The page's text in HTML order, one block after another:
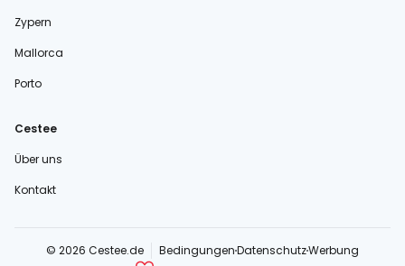
Zypern
Mallorca
Porto
Cestee
Über uns
Kontakt
© 2026 Cestee.de BedingungenDatenschutzWerbung